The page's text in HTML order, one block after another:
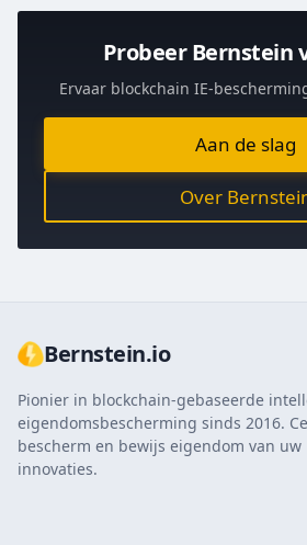
Probeer Bernstein
Ervaar blockchain IE-
Aan de slag
Over
Bernstein.io
Pionier in blockchain-gebaseerde
eigendomsbescherming sinds 2016.
bescherm en bewijs eigendom van uw
innovaties.